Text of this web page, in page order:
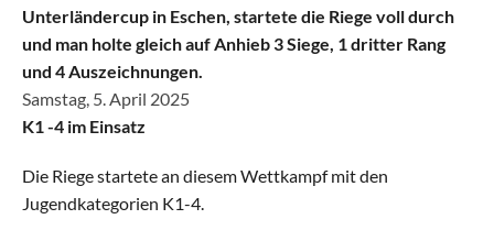
Vorstand
Sponsoren
Aktive
Alle Riegen
Unterländercup in Eschen, startete die Riege voll durch
und man holte gleich auf Anhieb 3 Siege, 1 dritter Rang
und 4 Auszeichnungen.
Samstag, 5. April 2025
K1 -4 im Einsatz
Die Riege startete an diesem Wettkampf mit den
Jugendkategorien K1-4.